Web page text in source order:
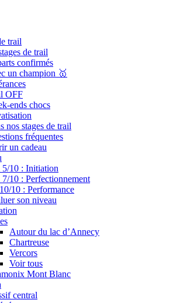
trail
de trail
confirmés
un champion 🥇
OFF
ends chocs
nos stages de trail
fréquentes
un cadeau
10 : Initiation
10 : Perfectionnement
10 : Performance
son niveau
Autour du lac d’Annecy
Chartreuse
Vercors
Voir tous
Mont Blanc
central